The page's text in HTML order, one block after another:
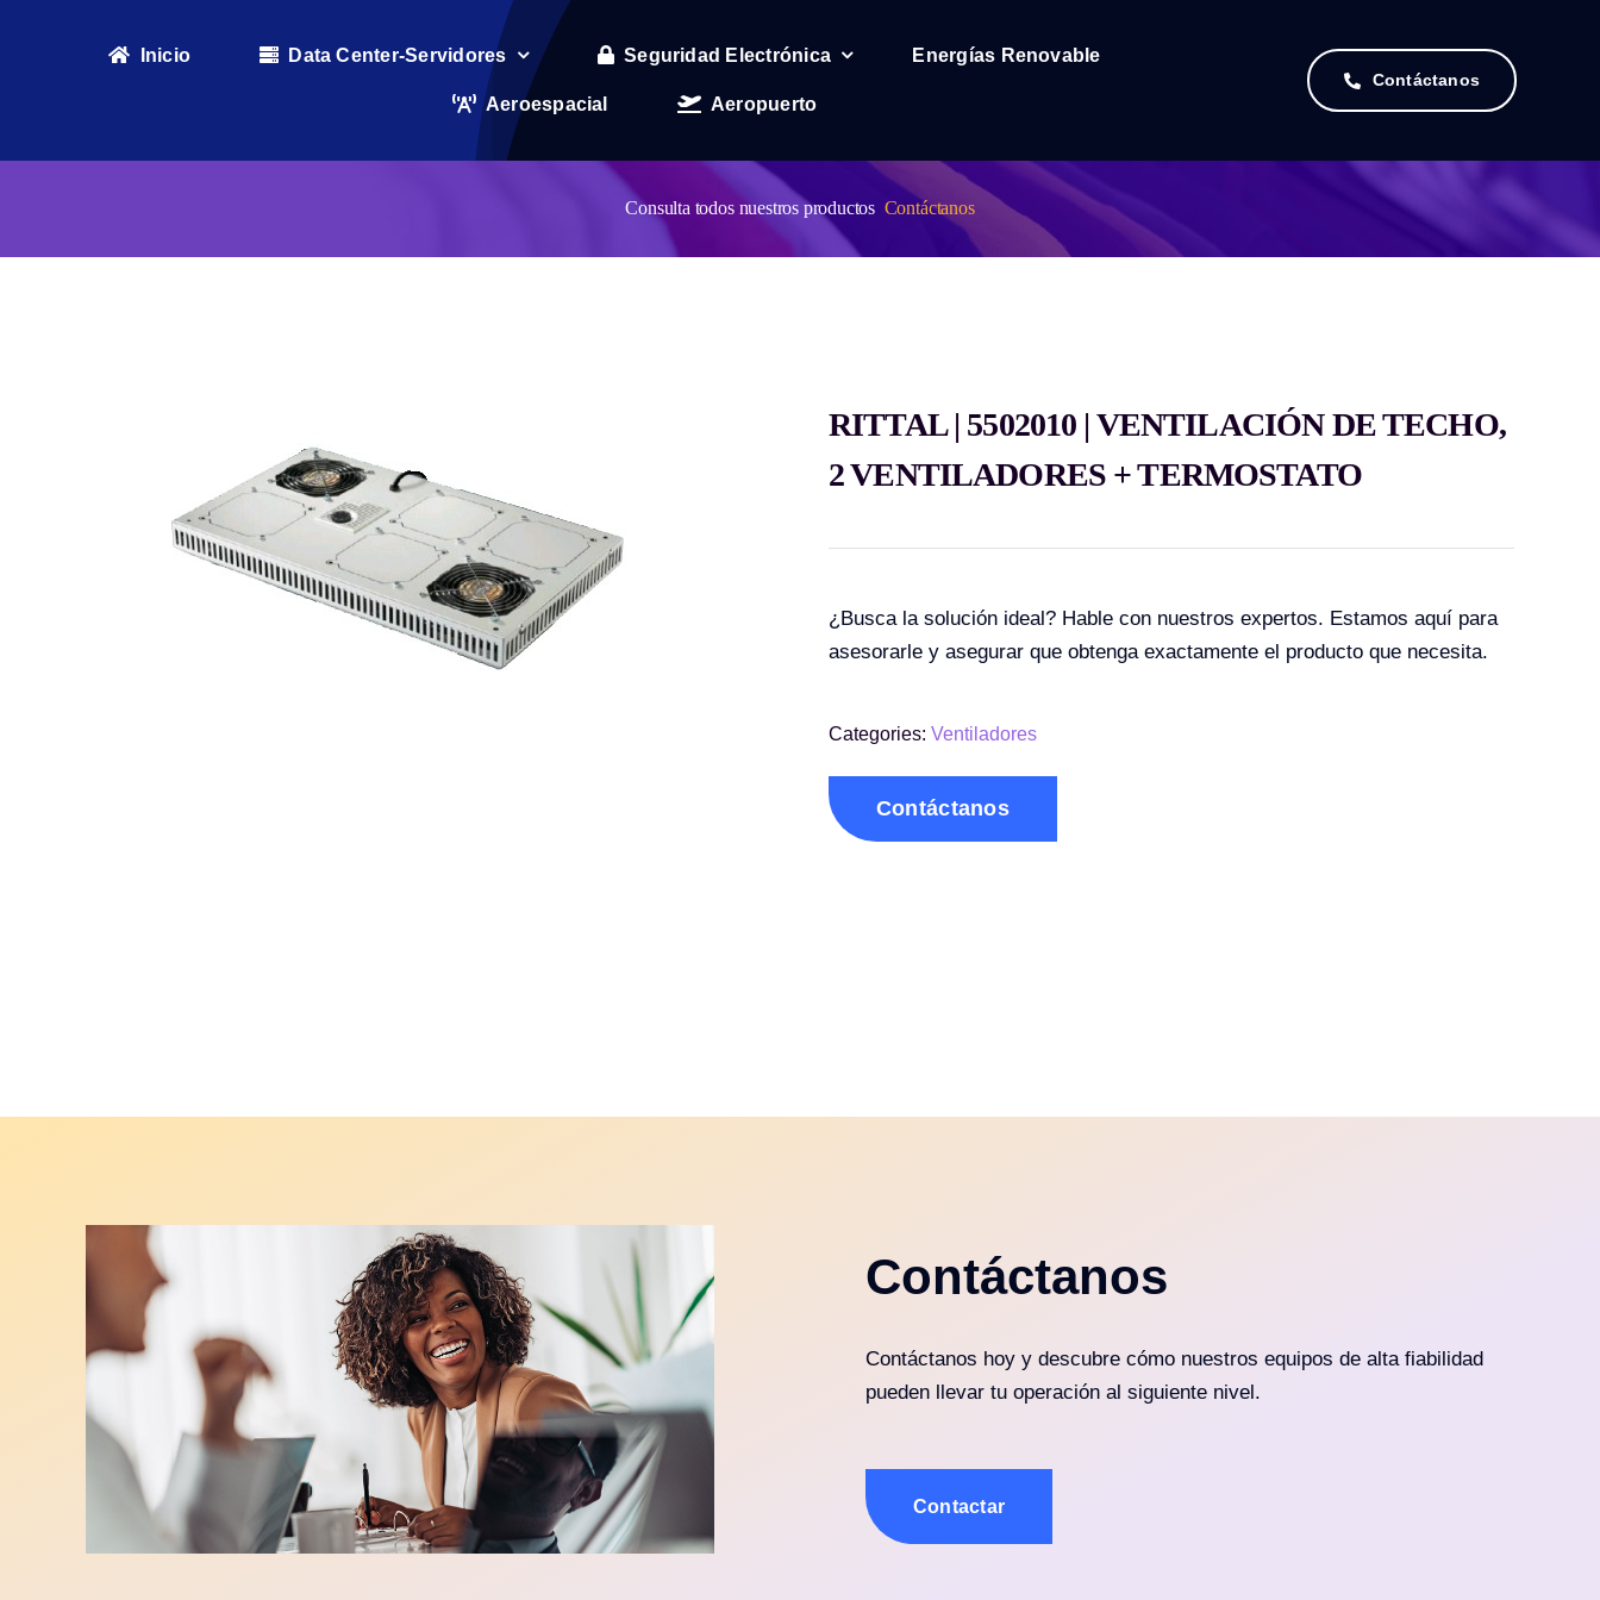
Inicio Data Center-Servidores Seguridad Electrónica Energías Renovable
Aeroespacial Aeropuerto
Contáctanos
Consulta todos nuestros productos Contáctanos
RITTAL | 5502010 | VENTILACIÓN DE TECHO,
2 VENTILADORES + TERMOSTATO
¿Busca la solución ideal? Hable con nuestros expertos. Estamos aquí para
asesorarle y asegurar que obtenga exactamente el producto que necesita.
Categories: Ventiladores
Contáctanos
Contáctanos
Contáctanos hoy y descubre cómo nuestros equipos de alta fiabilidad
pueden llevar tu operación al siguiente nivel.
Contactar